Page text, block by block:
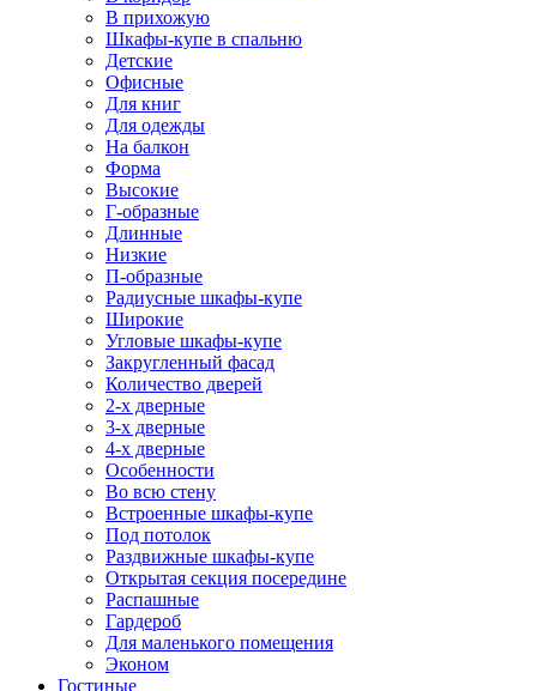
В прихожую
Шкафы-купе в спальню
Детские
Офисные
Для книг
Для одежды
На балкон
Форма
Высокие
Г-образные
Длинные
Низкие
П-образные
Радиусные шкафы-купе
Широкие
Угловые шкафы-купе
Закругленный фасад
Количество дверей
2-х дверные
3-х дверные
4-х дверные
Особенности
Во всю стену
Встроенные шкафы-купе
Под потолок
Раздвижные шкафы-купе
Открытая секция посередине
Распашные
Гардероб
Для маленького помещения
Эконом
Гостиные